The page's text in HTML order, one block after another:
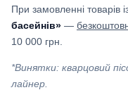
При замовленні товарів
басейнів» —
10 000 грн.
*Винятки: кварцовий
лайнер.